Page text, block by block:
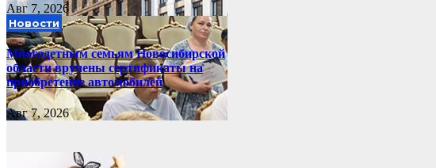
Авг 7, 2026
Новости
Многодетным семьям Новосибирской
области вручены сертификаты на
приобретение автомобилей
Авг 7, 2026